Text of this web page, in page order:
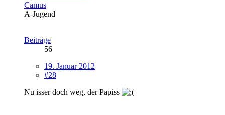
Camus
A-Jugend
Beiträge
56
19. Januar 2012
#28
Nu isser doch weg, der Papiss